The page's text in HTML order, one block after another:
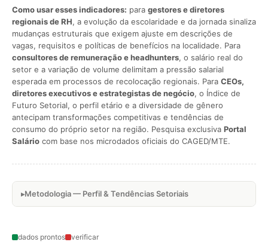
Como usar esses indicadores: para gestores e diretores
regionais de RH, a evolução da escolaridade e da jornada sinaliza
mudanças estruturais que exigem ajuste em descrições de
vagas, requisitos e políticas de benefícios na localidade. Para
consultores de remuneração e headhunters, o salário real do
setor e a variação de volume delimitam a pressão salarial
esperada em processos de recolocação regionais. Para CEOs,
diretores executivos e estrategistas de negócio, o Índice de
Futuro Setorial, o perfil etário e a diversidade de gênero
antecipam transformações competitivas e tendências de
consumo do próprio setor na região. Pesquisa exclusiva Portal
Salário com base nos microdados oficiais do CAGED/MTE.
Metodologia — Perfil & Tendências Setoriais
dados prontos verificar